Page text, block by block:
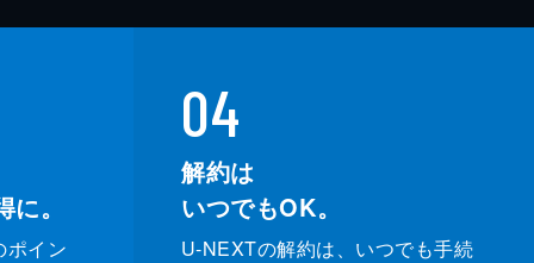
。
ポイン
04
解約は
いつでもOK。
U-NEXTの解約は、いつでも手続